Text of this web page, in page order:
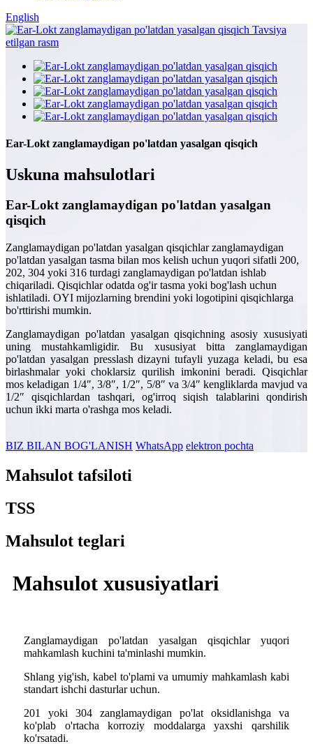
English
Ear-Lokt zanglamaydigan po'latdan yasalgan qisqich
Uskuna mahsulotlari
Ear-Lokt zanglamaydigan po'latdan yasalgan
qisqich
Zanglamaydigan po'latdan yasalgan qisqichlar zanglamaydigan
po'latdan yasalgan tasma bilan mos kelish uchun yuqori sifatli 200,
202, 304 yoki 316 turdagi zanglamaydigan po'latdan ishlab
chiqariladi. Qisqichlar odatda og'ir tasma yoki bog'lash uchun
ishlatiladi. OYI mijozlarning brendini yoki logotipini qisqichlarga
bo'rttirishi mumkin.
Zanglamaydigan po'latdan yasalgan qisqichning asosiy xususiyati
uning mustahkamligidir. Bu xususiyat bitta zanglamaydigan
po'latdan yasalgan presslash dizayni tufayli yuzaga keladi, bu esa
birlashmalar yoki choklarsiz qurilish imkonini beradi. Qisqichlar
mos keladigan 1/4″, 3/8″, 1/2″, 5/8″ va 3/4″ kengliklarda mavjud va
1/2″ qisqichlardan tashqari, og'irroq siqish talablarini qondirish
uchun ikki marta o'rashga mos keladi.
BIZ BILAN BOG'LANISH WhatsApp elektron pochta
Mahsulot tafsiloti
TSS
Mahsulot teglari
Mahsulot xususiyatlari
Zanglamaydigan po'latdan yasalgan qisqichlar yuqori
mahkamlash kuchini ta'minlashi mumkin.
Shlang yig'ish, kabel to'plami va umumiy mahkamlash kabi
standart ishchi dasturlar uchun.
201 yoki 304 zanglamaydigan po'lat oksidlanishga va
ko'plab o'rtacha korroziy moddalarga yaxshi qarshilik
ko'rsatadi.